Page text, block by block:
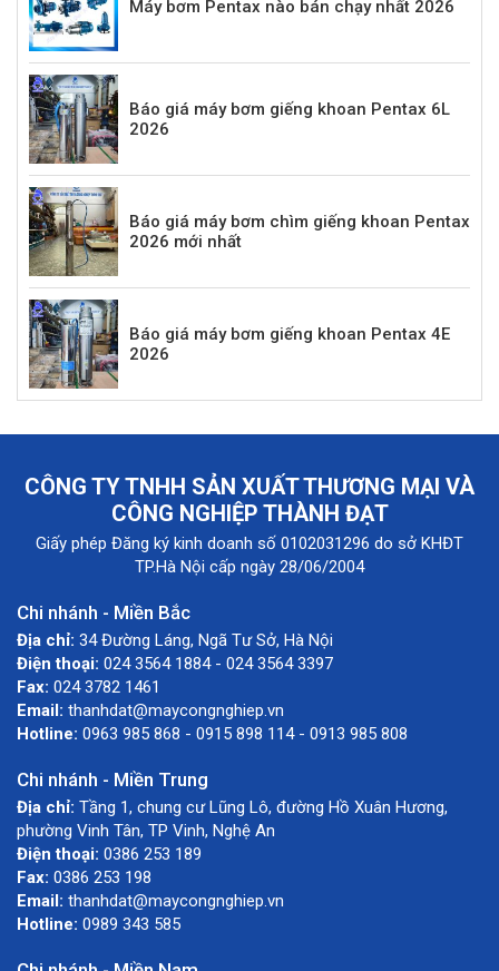
Máy bơm Pentax nào bán chạy nhất 2026
Báo giá máy bơm giếng khoan Pentax 6L
2026
Báo giá máy bơm chìm giếng khoan Pentax
2026 mới nhất
Báo giá máy bơm giếng khoan Pentax 4E
2026
CÔNG TY TNHH SẢN XUẤT THƯƠNG MẠI VÀ
CÔNG NGHIỆP THÀNH ĐẠT
Giấy phép Đăng ký kinh doanh số 0102031296 do sở KHĐT
TP.Hà Nội cấp ngày 28/06/2004
Chi nhánh - Miền Bắc
Địa chỉ: 34 Đường Láng, Ngã Tư Sở, Hà Nội
Điện thoại: 024 3564 1884 - 024 3564 3397
Fax: 024 3782 1461
Email: thanhdat@maycongnghiep.vn
Hotline: 0963 985 868 - 0915 898 114 - 0913 985 808
Chi nhánh - Miền Trung
Địa chỉ: Tầng 1, chung cư Lũng Lô, đường Hồ Xuân Hương,
phường Vinh Tân, TP Vinh, Nghệ An
Điện thoại: 0386 253 189
Fax: 0386 253 198
Email: thanhdat@maycongnghiep.vn
Hotline: 0989 343 585